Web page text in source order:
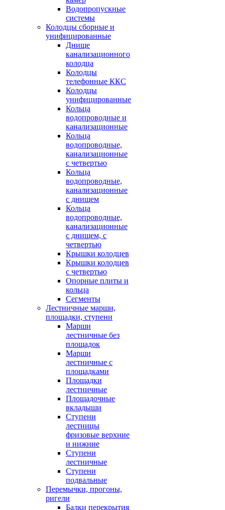
Водопропускные
системы
Колодцы сборные и
унифицированные
Днище
канализационного
колодца
Колодцы
телефонные ККС
Колодцы
унифицированные
Кольца
водопроводные и
канализационные
Кольца
водопроводные,
канализационные
с четвертью
Кольца
водопроводные,
канализационные
с днищем
Кольца
водопроводные,
канализационные
с днищем, с
четвертью
Крышки колодцев
Крышки колодцев
с четвертью
Опорные плиты и
кольца
Сегменты
Лестничные марши,
площадки, ступени
Марши
лестничные без
площадок
Марши
лестничные с
площадками
Площадки
лестничные
Площадочные
вкладыши
Ступени
лестницы
фризовые верхние
и нижние
Ступени
лестничные
Ступени
подвальные
Перемычки, прогоны,
ригели
Балки перекрытия